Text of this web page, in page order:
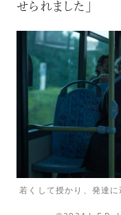
せられました」
若くして授かり、発達